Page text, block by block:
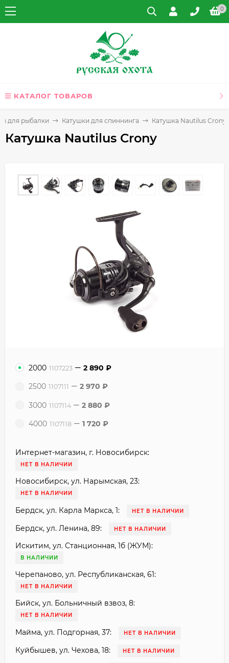
0
КАТАЛОГ ТОВАРОВ
для рыбалки Катушки для спиннинга Катушка Nautilus Crony
Катушка Nautilus Crony
2000 1107223 2 890 ₽
2500 1107111 2 970 ₽
3000 1107114 2 880 ₽
4000 1107118 1 720 ₽
Интернет-магазин, г. Новосибирск:
НЕТ В НАЛИЧИИ
Новосибирск, ул. Нарымская, 23:
НЕТ В НАЛИЧИИ
Бердск, ул. Карла Маркса, 1: НЕТ В НАЛИЧИИ
Бердск, ул. Ленина, 89: НЕТ В НАЛИЧИИ
Искитим, ул. Станционная, 1б (ЖУМ):
В НАЛИЧИИ
Черепаново, ул. Республиканская, 61:
НЕТ В НАЛИЧИИ
Бийск, ул. Больничный взвоз, 8:
НЕТ В НАЛИЧИИ
Майма, ул. Подгорная, 37: НЕТ В НАЛИЧИИ
Куйбышев, ул. Чехова, 18: НЕТ В НАЛИЧИИ